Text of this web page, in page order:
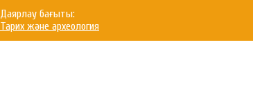
Даярлау бағыты:
Тарих және археология